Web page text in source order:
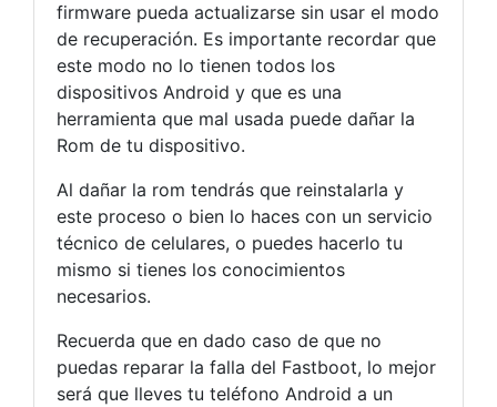
firmware pueda actualizarse sin usar el modo
de recuperación. Es importante recordar que
este modo no lo tienen todos los
dispositivos Android y que es una
herramienta que mal usada puede dañar la
Rom de tu dispositivo.
Al dañar la rom tendrás que reinstalarla y
este proceso o bien lo haces con un servicio
técnico de celulares, o puedes hacerlo tu
mismo si tienes los conocimientos
necesarios.
Recuerda que en dado caso de que no
puedas reparar la falla del Fastboot, lo mejor
será que lleves tu teléfono Android a un